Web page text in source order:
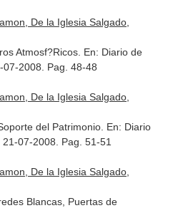
De la Iglesia Salgado,
Atmosf?Ricos. En: Diario de
07-2008. Pag. 48-48
De la Iglesia Salgado,
del Patrimonio. En: Diario
21-07-2008. Pag. 51-51
De la Iglesia Salgado,
Blancas, Puertas de